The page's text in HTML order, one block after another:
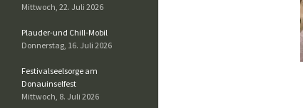
Mittwoch, 22. Juli 2026
Plauder-und Chill-Mobil
Donnerstag, 16. Juli 2026
Festivalseelsorge am
Donauinselfest
Mittwoch, 8. Juli 2026